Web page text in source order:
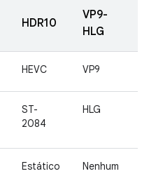
HDR10
VP9-
HLG
HEVC VP9
ST-
2084
HLG
Estático Nenhum